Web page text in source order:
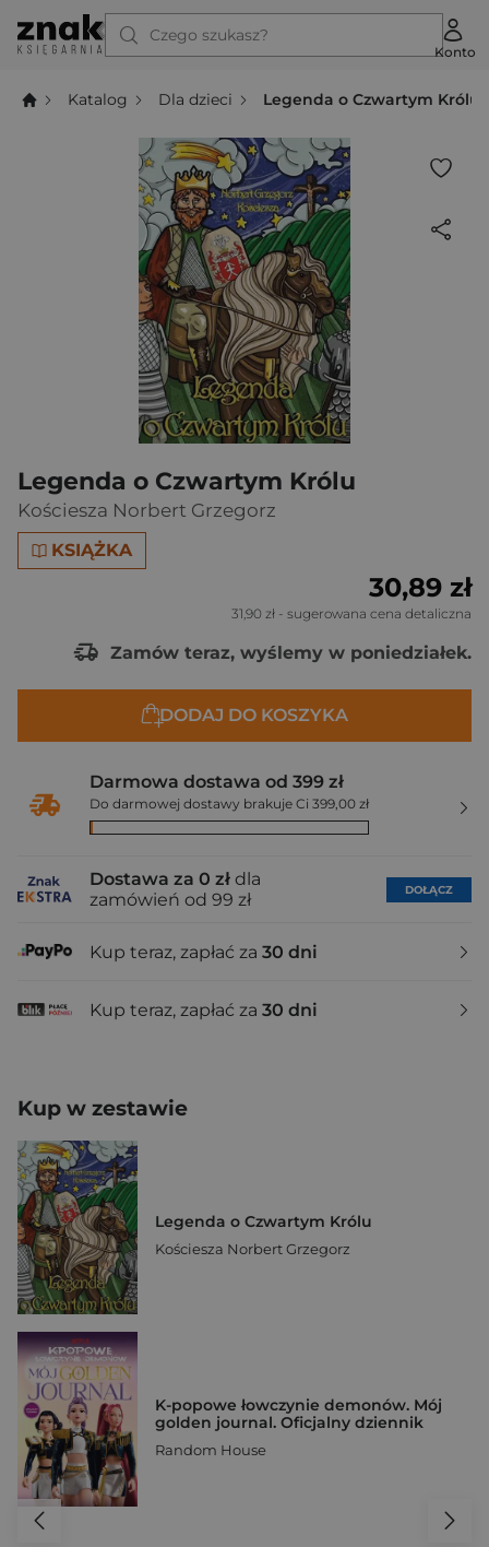
Czego szukasz?
Konto
Katalog Dla dzieci Legenda o Czwartym Królu
Legenda o Czwartym Królu
Kościesza Norbert Grzegorz
KSIĄŻKA
30,89 zł
31,90 zł - sugerowana cena detaliczna
Zamów teraz, wyślemy w poniedziałek.
DODAJ DO KOSZYKA
Darmowa dostawa od 399 zł
Do darmowej dostawy brakuje Ci 399,00 zł
Dostawa za 0 zł dla
zamówień od 99 zł
DOŁĄCZ
Kup teraz, zapłać za 30 dni
Kup teraz, zapłać za 30 dni
Kup w zestawie
Legenda o Czwartym Królu
Kościesza Norbert Grzegorz
K-popowe łowczynie demonów. Mój
golden journal. Oficjalny dziennik
Random House